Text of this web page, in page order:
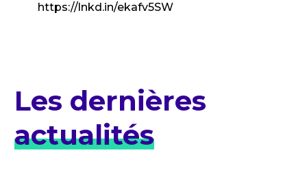
https://lnkd.in/ekafv5SW
Les dernières
actualités